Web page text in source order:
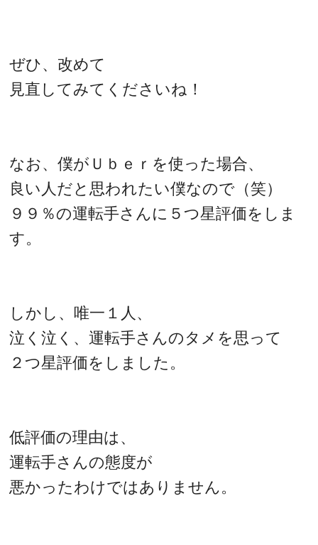
ぜひ、改めて
見直してみてくださいね！
なお、僕がＵｂｅｒを使った場合、
良い人だと思われたい僕なので（笑）
９９％の運転手さんに５つ星評価をしま
す。
しかし、唯一１人、
泣く泣く、運転手さんのタメを思って
２つ星評価をしました。
低評価の理由は、
運転手さんの態度が
悪かったわけではありません。